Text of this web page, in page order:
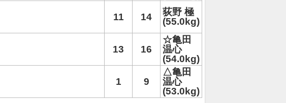
11 14
荻野 極
(55.0kg)
13 16
☆亀田
温心
(54.0kg)
1 9
△亀田
温心
(53.0kg)